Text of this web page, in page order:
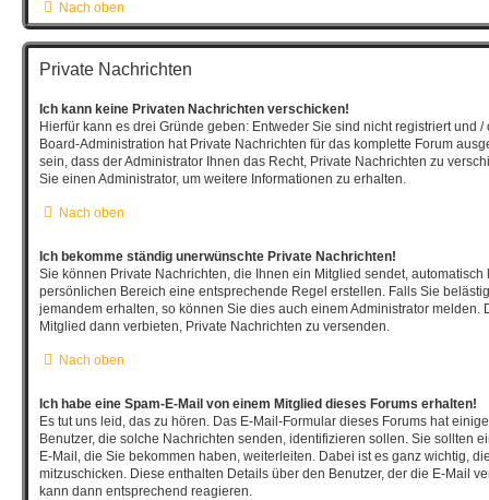
Nach oben
Private Nachrichten
Ich kann keine Privaten Nachrichten verschicken!
Hierfür kann es drei Gründe geben: Entweder Sie sind nicht registriert und
Board-Administration hat Private Nachrichten für das komplette Forum
sein, dass der Administrator Ihnen das Recht, Private Nachrichten zu
Sie einen Administrator, um weitere Informationen zu erhalten.
Nach oben
Ich bekomme ständig unerwünschte Private Nachrichten!
Sie können Private Nachrichten, die Ihnen ein Mitglied sendet,
persönlichen Bereich eine entsprechende Regel erstellen. Falls Sie
jemandem erhalten, so können Sie dies auch einem Administrator melden.
Mitglied dann verbieten, Private Nachrichten zu versenden.
Nach oben
Ich habe eine Spam-E-Mail von einem Mitglied dieses Forums erhalten!
Es tut uns leid, das zu hören. Das E-Mail-Formular dieses Forums hat
Benutzer, die solche Nachrichten senden, identifizieren sollen. Sie sollten
E-Mail, die Sie bekommen haben, weiterleiten. Dabei ist es ganz wichtig,
mitzuschicken. Diese enthalten Details über den Benutzer, der die E-Mail
kann dann entsprechend reagieren.